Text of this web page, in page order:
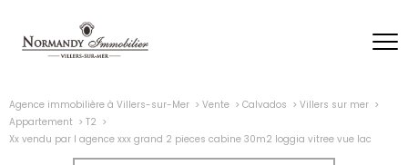
Agence immobilière à Villers-sur-Mer Vente Calvados
Villers sur mer
Appartement
T2
Xx vendu par l agence xxx grand 2 pieces cabine 30m2 loggia vitree vue lac